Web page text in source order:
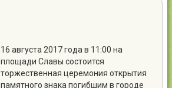
16 августа 2017 года в 11:00 на
площади Славы состоится
торжественная церемония открытия
памятного знака погибшим в городе